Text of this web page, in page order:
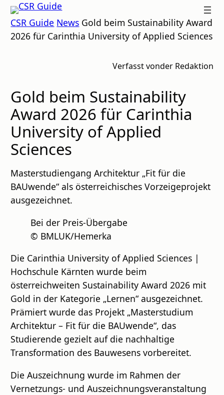
Zum
Inhalt
springen
CSR
GUIDE
CSR Guide News Gold beim Sustainability Award
2026 für Carinthia University of Applied Sciences
Verfasst vonder Redaktion
Gold beim Sustainability
Award 2026 für Carinthia
University of Applied
Sciences
Masterstudiengang Architektur „Fit für die
BAUwende“ als österreichisches Vorzeigeprojekt
ausgezeichnet.
Bei der Preis-Übergabe
© BMLUK/Hemerka
Die Carinthia University of Applied Sciences |
Hochschule Kärnten wurde beim
österreichweiten Sustainability Award 2026 mit
Gold in der Kategorie „Lernen“ ausgezeichnet.
Prämiert wurde das Projekt „Masterstudium
Architektur – Fit für die BAUwende“, das
Studierende gezielt auf die nachhaltige
Transformation des Bauwesens vorbereitet.
Die Auszeichnung wurde im Rahmen der
Vernetzungs- und Auszeichnungsveranstaltung